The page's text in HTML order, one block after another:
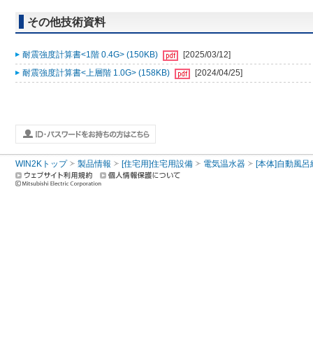
その他技術資料
耐震強度計算書<1階 0.4G> (150KB)
[2025/03/12]
耐震強度計算書<上層階 1.0G> (158KB)
[2024/04/25]
WIN2Kトップ 製品情報 [住宅用]住宅用設備 電気温水器 [本体]自動風